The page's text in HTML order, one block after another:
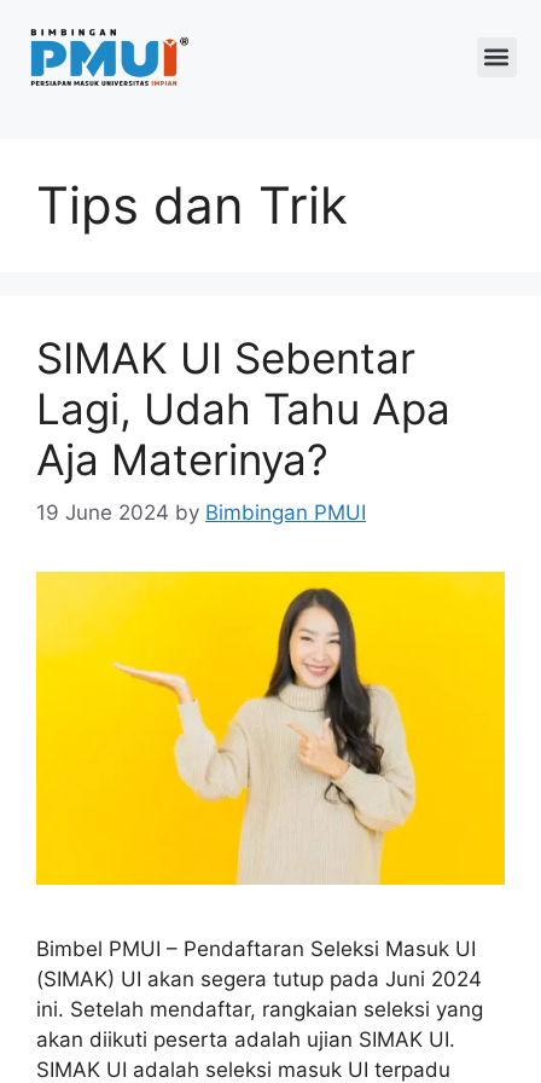
Tips dan Trik
SIMAK UI Sebentar
Lagi, Udah Tahu Apa
Aja Materinya?
19 June 2024 by Bimbingan PMUI
Bimbel PMUI – Pendaftaran Seleksi Masuk UI
(SIMAK) UI akan segera tutup pada Juni 2024
ini. Setelah mendaftar, rangkaian seleksi yang
akan diikuti peserta adalah ujian SIMAK UI.
SIMAK UI adalah seleksi masuk UI terpadu